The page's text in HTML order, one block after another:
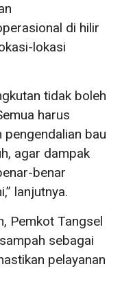
di hilir
lokasi
tidak boleh
harus
bau
agar dampak
benar
lanjutnya.
Pemkot Tangsel
sebagai
pelayanan